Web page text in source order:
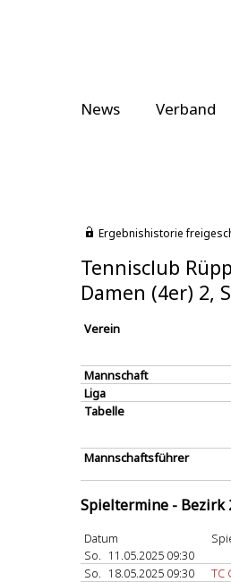
News Verband
Ergebnishistorie
Tennisclub
Damen (4er) 2,
Verein
Mannschaft
Liga
Tabelle
Mannschaftsführer
Spieltermine - Bezirk
Datum
So. 11.05.2025 09:30
So. 18.05.2025 09:30
TC